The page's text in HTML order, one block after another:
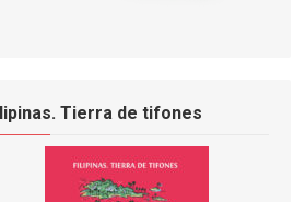
Tierra de tifones